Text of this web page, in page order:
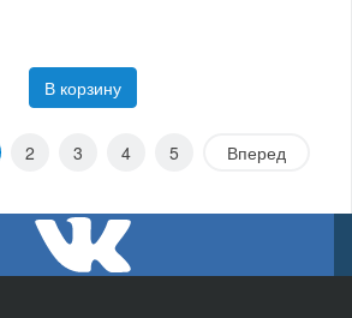
В корзину
2 3 4 5 Вперед